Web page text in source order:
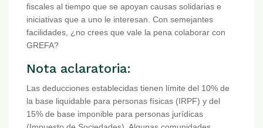
fiscales al tiempo que se apoyan causas solidarias e
iniciativas que a uno le interesan. Con semejantes
facilidades, ¿no crees que vale la pena colaborar con
GREFA?
Nota aclaratoria:
Las deducciones establecidas tienen límite del 10% de
la base liquidable para personas físicas (IRPF) y del
15% de base imponible para personas jurídicas